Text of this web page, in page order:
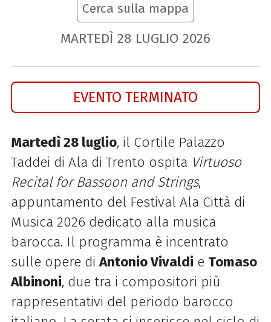
Cerca sulla mappa
MARTEDÌ 28 LUGLIO 2026
EVENTO TERMINATO
Martedì 28 luglio, il Cortile Palazzo
Taddei di Ala di Trento ospita Virtuoso
Recital for Bassoon and Strings,
appuntamento del Festival Ala Città di
Musica 2026 dedicato alla musica
barocca. Il programma è incentrato
sulle opere diAntonio Vivaldi e Tomaso
Albinoni, due tra i compositori più
rappresentativi del periodo barocco